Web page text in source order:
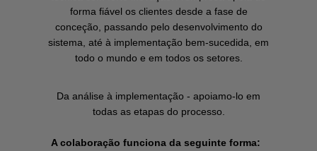
forma fiável os clientes desde a fase de
conceção, passando pelo desenvolvimento do
sistema, até à implementação bem-sucedida, em
todo o mundo e em todos os setores.
Da análise à implementação - apoiamo-lo em
todas as etapas do processo.
A colaboração funciona da seguinte forma: